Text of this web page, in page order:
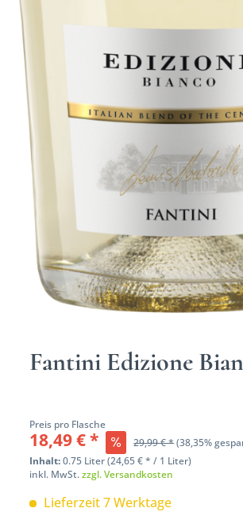
Fantini Edizione
Preis pro Flasche
18,49 € * 29,99 € *(38,35%
Inhalt:0.75 Liter (24,65 € * / 1 Liter)
inkl. MwSt.zzgl. Versandkosten
Lieferzeit 7 Werktage